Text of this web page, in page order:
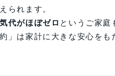
られます。
代がほぼゼロ というご家庭
」は家計に大きな安心をも